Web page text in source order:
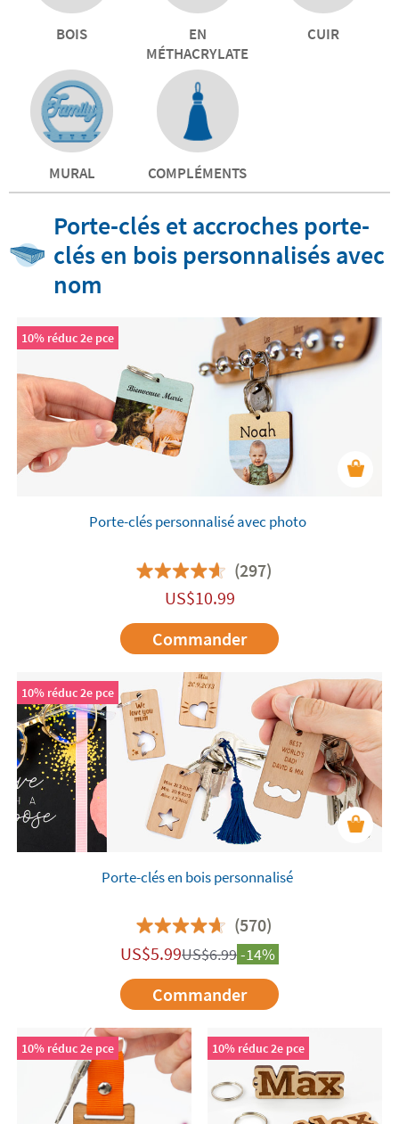
BOIS
EN
MÉTHACRYLATE
CUIR
MURAL COMPLÉMENTS
Porte-clés et accroches porte-
clés en bois personnalisés avec
nom
10% réduc 2e pce
Porte-clés personnalisé avec photo
(297)
US$10.99
Commander
10% réduc 2e pce
Porte-clés en bois personnalisé
(570)
US$5.99US$6.99-14%
Commander
10% réduc 2e pce 10% réduc 2e pce